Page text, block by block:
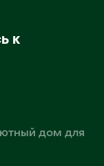
к
дом для